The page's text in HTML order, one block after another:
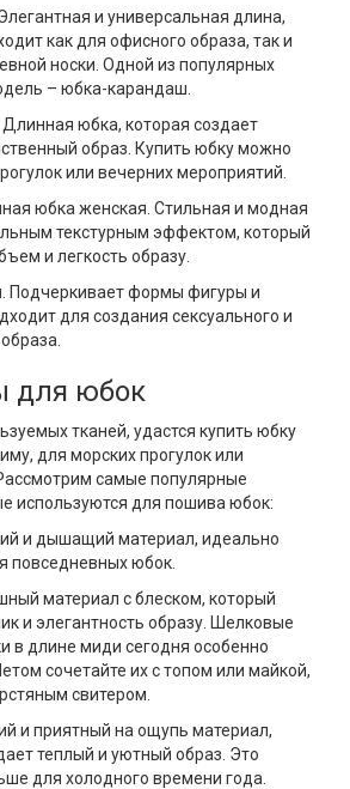
и универсальная длина,
как для офисного образа, так и
носки. Одной из популярных
– юбка-карандаш.
юбка, которая создает
образ. Купить юбку можно
или вечерних мероприятий.
юбка женская. Стильная и модная
текстурным эффектом, который
и легкость образу.
Подчеркивает формы фигуры и
для создания сексуального и
для юбок
тканей, удастся купить юбку
для морских прогулок или
самые популярные
используются для пошива юбок:
и дышащий материал, идеально
повседневных юбок.
материал с блеском, который
и элегантность образу. Шелковые
в длине миди сегодня особенно
сочетайте их с топом или майкой,
свитером.
и приятный на ощупь материал,
теплый и уютный образ. Это
для холодного времени года.